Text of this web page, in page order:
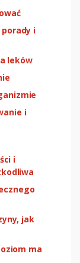
i
leków
i
i
jak
ma